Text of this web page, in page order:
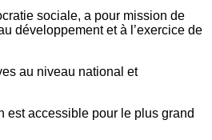
sociale, a pour mission de
développement et à l’exercice de
au niveau national et
est accessible pour le plus grand